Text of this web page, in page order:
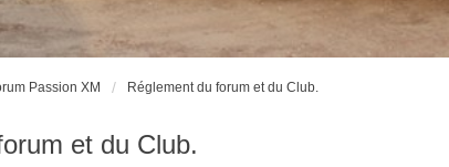
Passion XM Réglement du forum et du Club.
et du Club.